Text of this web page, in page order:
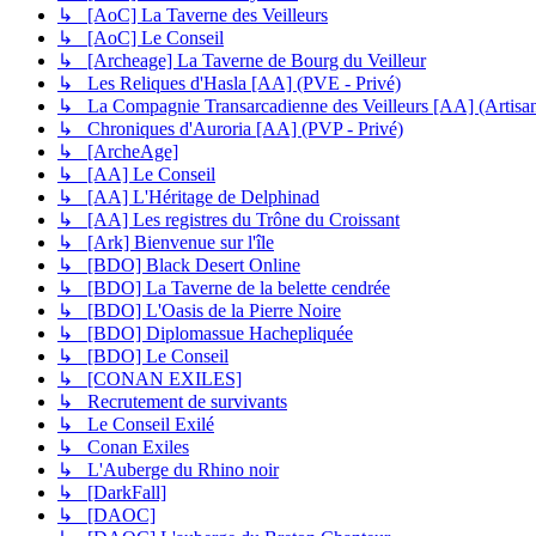
↳ [AoC] La Taverne des Veilleurs
↳ [AoC] Le Conseil
↳ [Archeage] La Taverne de Bourg du Veilleur
↳ Les Reliques d'Hasla [AA] (PVE - Privé)
↳ La Compagnie Transarcadienne des Veilleurs [AA]
↳ Chroniques d'Auroria [AA] (PVP - Privé)
↳ [ArcheAge]
↳ [AA] Le Conseil
↳ [AA] L'Héritage de Delphinad
↳ [AA] Les registres du Trône du Croissant
↳ [Ark] Bienvenue sur l'île
↳ [BDO] Black Desert Online
↳ [BDO] La Taverne de la belette cendrée
↳ [BDO] L'Oasis de la Pierre Noire
↳ [BDO] Diplomassue Hachepliquée
↳ [BDO] Le Conseil
↳ [CONAN EXILES]
↳ Recrutement de survivants
↳ Le Conseil Exilé
↳ Conan Exiles
↳ L'Auberge du Rhino noir
↳ [DarkFall]
↳ [DAOC]